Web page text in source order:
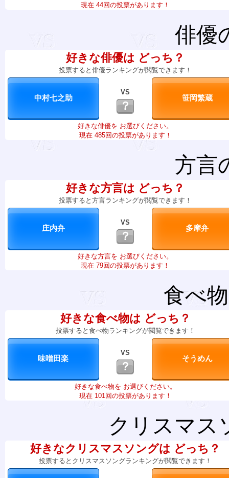
現在 44回の投票があります！
俳優
好きな俳優は どっち？
投票すると俳優ランキングが閲覧できます！
VS
？
好きな俳優を お選びください。
現在 485回の投票があります！
方言
好きな方言は どっち？
投票すると方言ランキングが閲覧できます！
VS
？
好きな方言を お選びください。
現在 79回の投票があります！
食べ
好きな食べ物は どっち？
投票すると食べ物ランキングが閲覧できます！
VS
？
好きな食べ物を お選びください。
現在 101回の投票があります！
クリスマス
好きなクリスマスソングは どっち？
投票するとクリスマスソングランキングが閲覧できます！